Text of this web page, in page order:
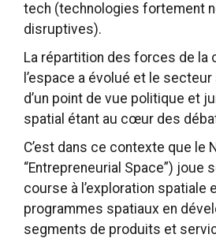
tech (technologies fortement
disruptives).
La répartition des forces de la
l’espace a évolué et le
d’un point de vue politique et
spatial étant au cœur des
C’est dans ce contexte que le
“Entrepreneurial Space”) joue
course à l’exploration spatiale
programmes spatiaux en
segments de produits et